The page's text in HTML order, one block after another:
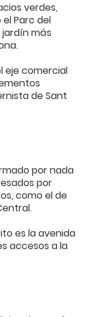
verdes,
Parc del
jardín más
eje comercial
de Sant
por nada
por
como el de
es la avenida
accesos a la